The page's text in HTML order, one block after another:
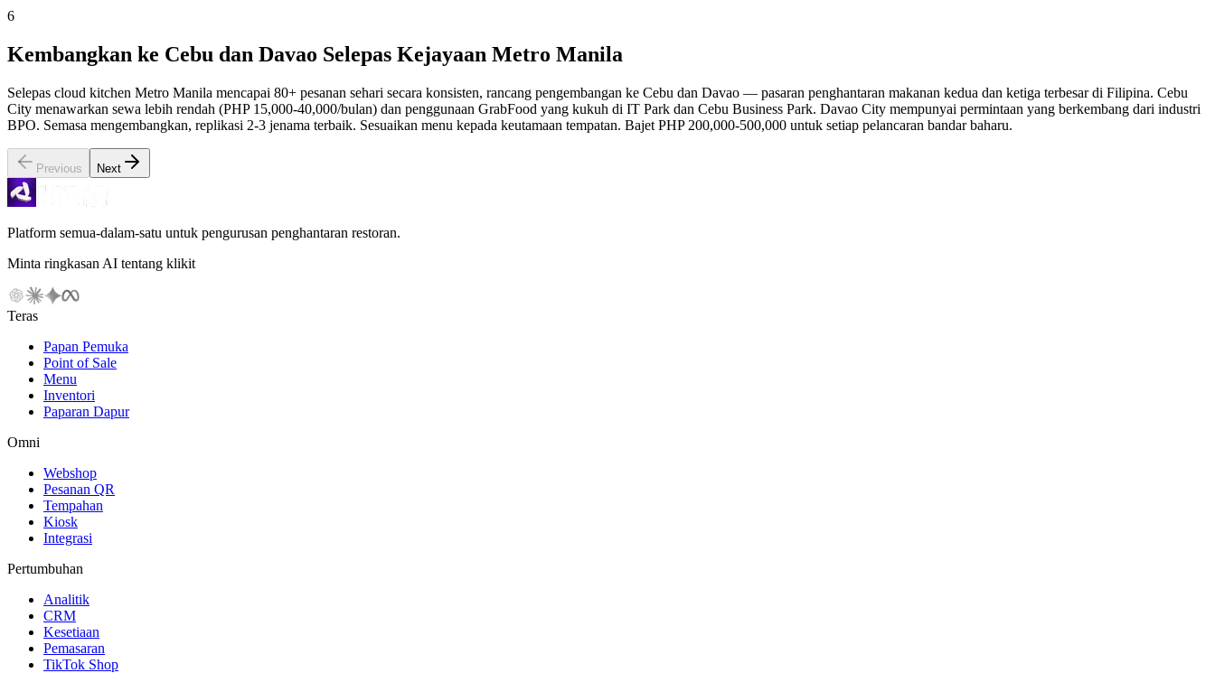
6
Kembangkan ke Cebu dan Davao Selepas Kejayaan Metro Manila
Selepas cloud kitchen Metro Manila mencapai 80+ pesanan sehari secara konsisten, rancang pengembangan ke Cebu dan Davao — pasaran penghantaran makanan kedua dan ketiga terbesar di Filipina. Cebu
City menawarkan sewa lebih rendah (PHP 15,000-40,000/bulan) dan penggunaan GrabFood yang kukuh di IT Park dan Cebu Business Park. Davao City mempunyai permintaan yang berkembang dari industri
BPO. Semasa mengembangkan, replikasi 2-3 jenama terbaik. Sesuaikan menu kepada keutamaan tempatan. Bajet PHP 200,000-500,000 untuk setiap pelancaran bandar baharu.
Previous Next
Platform semua-dalam-satu untuk pengurusan penghantaran restoran.
Minta ringkasan AI tentang klikit
Teras
Papan Pemuka
Point of Sale
Menu
Inventori
Paparan Dapur
Omni
Webshop
Pesanan QR
Tempahan
Kiosk
Integrasi
Pertumbuhan
Analitik
CRM
Kesetiaan
Pemasaran
TikTok Shop